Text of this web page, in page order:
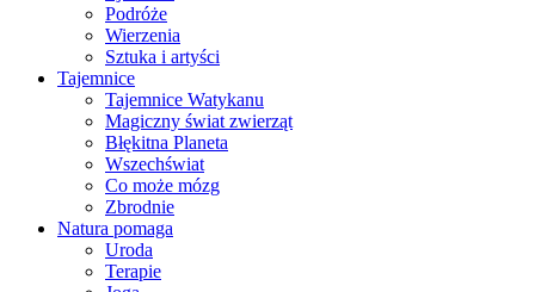
Podróże
Wierzenia
Sztuka i artyści
Tajemnice
Tajemnice Watykanu
Magiczny świat zwierząt
Błękitna Planeta
Wszechświat
Co może mózg
Zbrodnie
Natura pomaga
Uroda
Terapie